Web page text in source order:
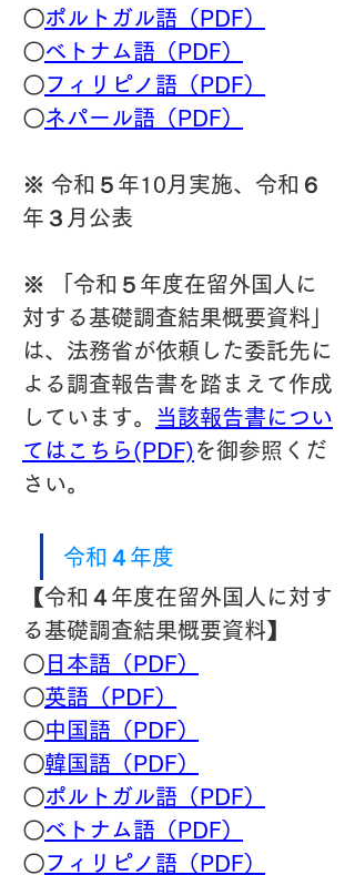
〇ポルトガル語（PDF）
〇ベトナム語（PDF）
〇フィリピノ語（PDF）
〇ネパール語（PDF）
※ 令和５年10月実施、令和６
年３月公表
※ 「令和５年度在留外国人に
対する基礎調査結果概要資料」
は、法務省が依頼した委託先に
よる調査報告書を踏まえて作成
しています。 当該報告書につい
てはこちら(PDF) を御参照くだ
さい。
令和４年度
【令和４年度在留外国人に対す
る基礎調査結果概要資料】
〇 日本語（PDF）
〇英語（PDF）
〇中国語（PDF）
〇韓国語（PDF）
〇ポルトガル語（PDF）
〇ベトナム語（PDF）
〇フィリピノ語（PDF）